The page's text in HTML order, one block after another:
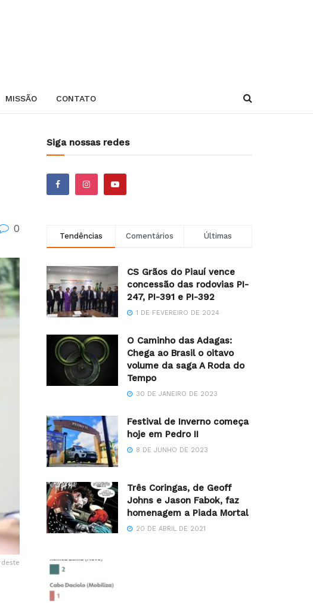
MISSÃO CONTATO
0
Siga nossas redes
Tendências Comentários Últimas
CS Grãos do Piauí vence
concessão das rodovias PI-
247, PI-391 e PI-392
1 DE FEVEREIRO DE 2024
O Caminho das Adagas:
Chega ao Brasil o oitavo
volume da saga A Roda do
Tempo
30 DE JANEIRO DE 2023
Festival de Inverno começa
hoje em Pedro II
8 DE JUNHO DE 2023
Três Coringas, de Geoff
Johns e Jason Fabok, faz
homenagem a Piada Mortal
20 DE ABRIL DE 2021